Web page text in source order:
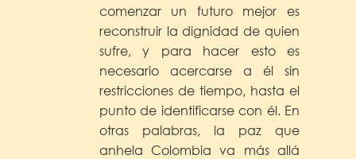
comenzar un futuro mejor es
reconstruir la dignidad de quien
sufre, y para hacer esto es
necesario acercarse a él sin
restricciones de tiempo, hasta el
punto de identificarse con él. En
otras palabras, la paz que
anhela Colombia va más allá